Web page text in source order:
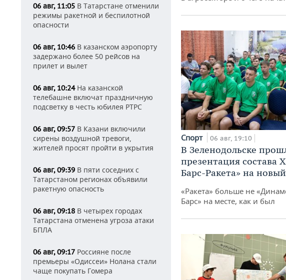
06 авг, 11:05 В Татарстане отменили
режимы ракетной и беспилотной
опасности
06 авг, 10:46 В казанском аэропорту
задержано более 50 рейсов на
прилет и вылет
06 авг, 10:24На казанской
телебашне включат праздничную
подсветку в честь юбилея РТРС
06 авг, 09:57 В Казани включили
сирены воздушной тревоги,
жителей просят пройти в укрытия
06 авг, 09:39 В пяти соседних с
Татарстаном регионах объявили
ракетную опасность
06 авг, 09:18 В четырех городах
Татарстана отменена угроза атаки
БПЛА
06 авг, 09:17 Россияне после
премьеры «Одиссеи» Нолана стали
чаще покупать Гомера
Спорт 06 авг, 19:10
В Зеленодольске
презентация состава
Барс-Ракета» на
«Ракета» больше не
Барс» на месте, как и был